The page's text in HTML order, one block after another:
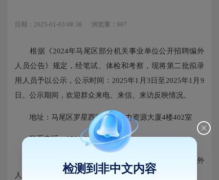
日期：2025-01-03 08:38 浏览量：607
根据《2024年马尾区部分机关事业单位公开招聘编外
人员公告》规定，经笔试、体检和考察，现将第二批拟录
用人员予以公示，公示时间：2025年1月3日至2025年1月9
日。公示期间，欢迎群众来电、来信、来访反映情况。
地址：马尾区罗星西路59号人力资源大厦4楼402室
联系电话：0591-83683644
附件：2024年马尾区部分机关事业单位公开招聘编外
人员拟录用人员名单（二）
检测到非中文内容